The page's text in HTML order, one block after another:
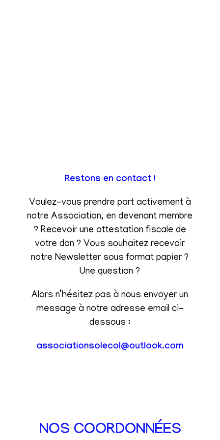
Restons en contact !
Voulez-vous prendre part activement à
notre Association, en devenant membre
? Recevoir une attestation fiscale de
votre don ? Vous souhaitez recevoir
notre Newsletter sous format papier ?
Une question ?
Alors n’hésitez pas à nous envoyer un
message à notre adresse email ci-
dessous :
associationsolecol@outlook.com
NOS COORDONNÉES